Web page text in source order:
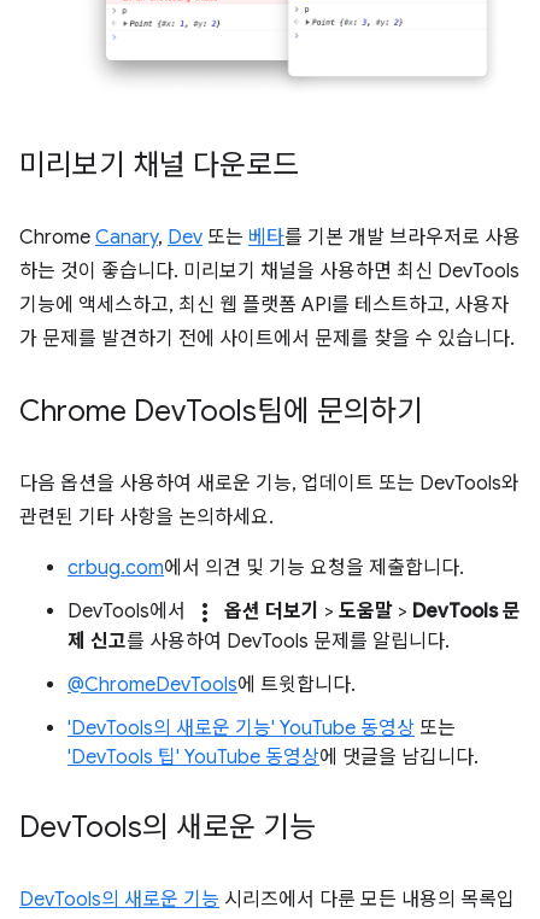
미리보기 채널 다운로드
Chrome Canary, Dev 또는 베타를 기본 개발 브라우저로 사용
하는 것이 좋습니다. 미리보기 채널을 사용하면 최신 DevTools
기능에 액세스하고, 최신 웹 플랫폼 API를 테스트하고, 사용자
가 문제를 발견하기 전에 사이트에서 문제를 찾을 수 있습니다.
Chrome DevTools팀에 문의하기
다음 옵션을 사용하여 새로운 기능, 업데이트 또는 DevTools와
관련된 기타 사항을 논의하세요.
crbug.com에서 의견 및 기능 요청을 제출합니다.
DevTools에서
more_vert 옵션 더보기 > 도움말 > DevTools 문
제 신고를 사용하여 DevTools 문제를 알립니다.
@ChromeDevTools에 트윗합니다.
'DevTools의 새로운 기능' YouTube 동영상 또는
'DevTools 팁' YouTube 동영상에 댓글을 남깁니다.
DevTools의 새로운 기능
DevTools의 새로운 기능 시리즈에서 다룬 모든 내용의 목록입